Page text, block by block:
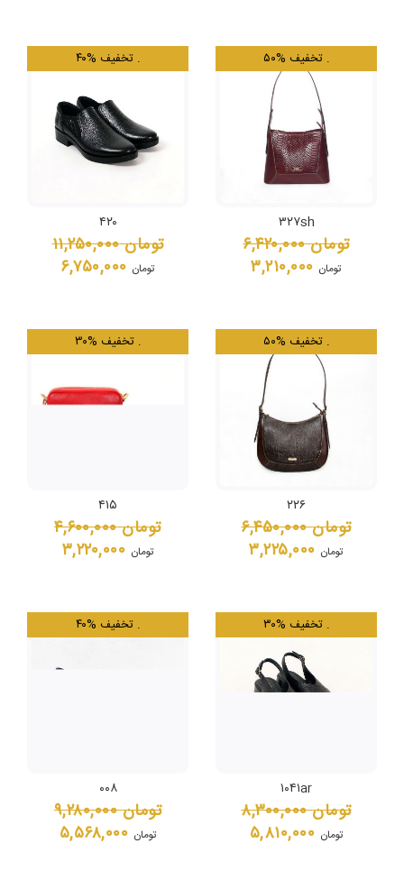
۴۲۰
۱۱,۲۵۰,۰۰۰تومان
۶,۷۵۰,۰۰۰ تومان
۴۰% تخفیف .
۳۲۷sh
۶,۴۲۰,۰۰۰تومان
۳,۲۱۰,۰۰۰ تومان
۵۰% تخفیف .
۴۱۵
۴,۶۰۰,۰۰۰تومان
۳,۲۲۰,۰۰۰ تومان
۳۰% تخفیف .
۲۲۶
۶,۴۵۰,۰۰۰تومان
۳,۲۲۵,۰۰۰ تومان
۵۰% تخفیف .
۰۰۸
۹,۲۸۰,۰۰۰تومان
۵,۵۶۸,۰۰۰ تومان
۴۰% تخفیف .
۱۰۴۱ar
۸,۳۰۰,۰۰۰تومان
۵,۸۱۰,۰۰۰ تومان
۳۰% تخفیف .